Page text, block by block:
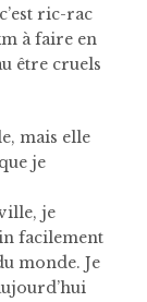
ric-rac
à faire en
être cruels
mais elle
je
je
facilement
monde. Je